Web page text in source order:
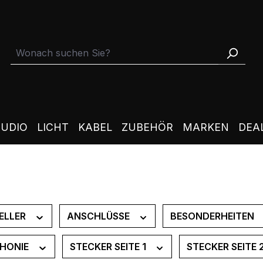
LICHT KABEL ZUBEHÖR MARKEN
ANSCHLÜSSE BESONDERHEITEN
STECKER SEITE 1 STECKER SEITE